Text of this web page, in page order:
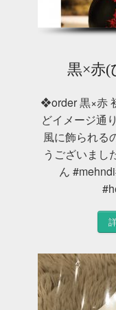
黒×赤(
❖order 黒×赤
どイメージ通
風に飾られる
うございまし
ん